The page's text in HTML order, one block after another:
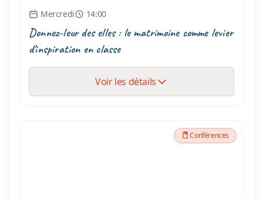
Mercredi 14:00
Donnez-leur des elles : le matrimoine comme levier
d'inspiration en classe
Voir les détails
Conférences